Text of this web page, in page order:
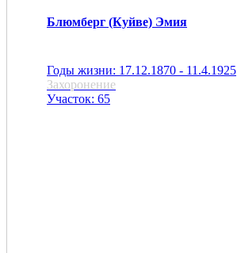
Блюмберг (Куйве) Эмия
Годы жизни: 17.12.1870 - 11.4.1925
Захоронение
Участок: 65